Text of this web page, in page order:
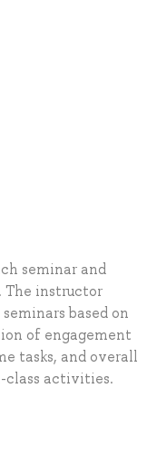
seminar and
The instructor
based on
of engagement
tasks, and overall
activities.